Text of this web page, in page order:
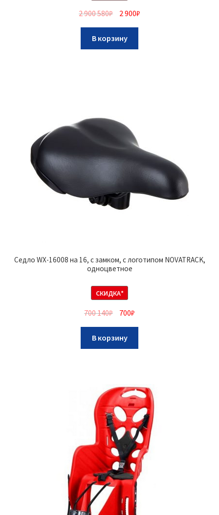
2 900 580₽ 2 900₽
В корзину
Седло WX-16008 на 16, с замком, с логотипом NOVATRACK,
одноцветное
СКИДКА*
700 140₽ 700₽
В корзину